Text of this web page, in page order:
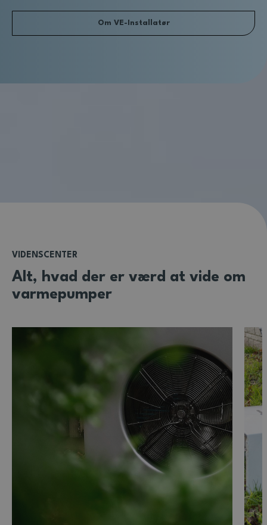
Om VE-Installatør
VIDENSCENTER
Alt, hvad der er værd at vide om
varmepumper